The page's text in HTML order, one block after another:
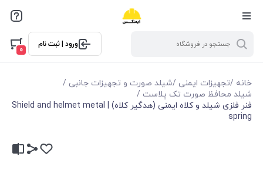
ورود | ثبت نام
0
خانه /تجهیزات ایمنی /شیلد صورت و تجهیزات جانبی /
شیلد محافظ صورت تک پلاست /
فنر فلزی شیلد و کلاه ایمنی (هدگیر کلاه) | Shield and helmet metal
spring